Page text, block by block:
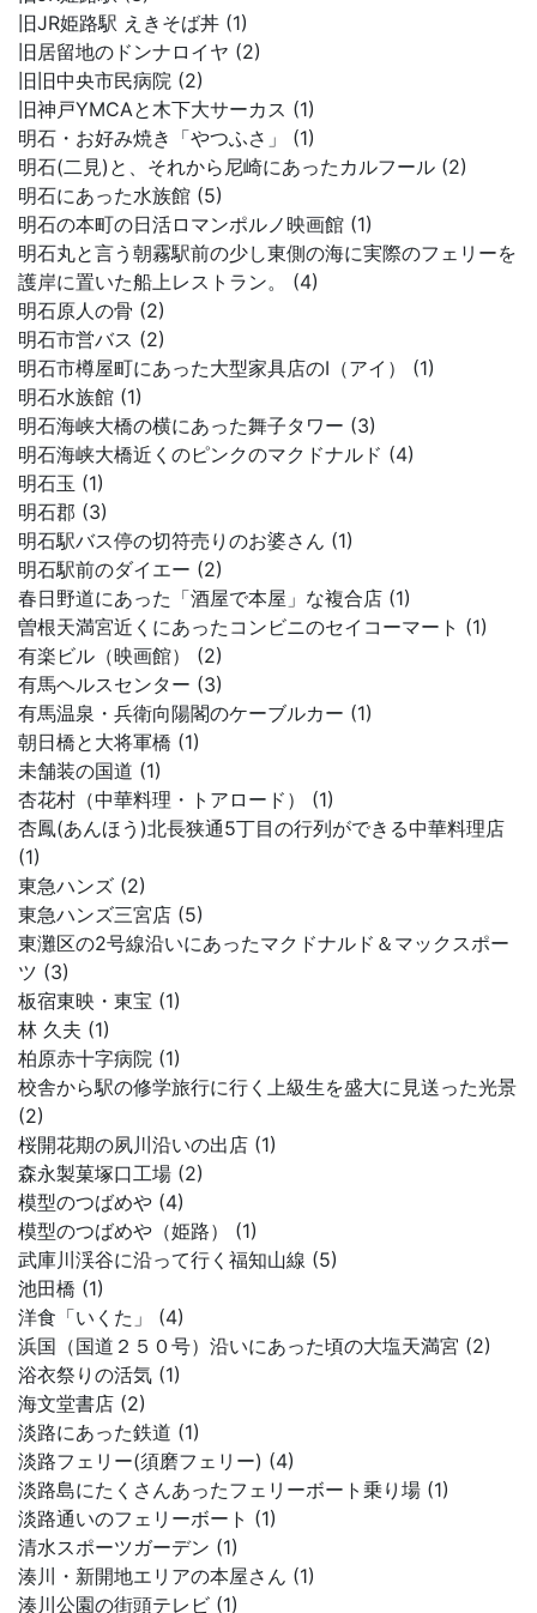
旧JR姫路駅 えきそば丼 (1)
旧居留地のドンナロイヤ (2)
旧旧中央市民病院 (2)
旧神戸YMCAと木下大サーカス (1)
明石・お好み焼き「やつふさ」 (1)
明石(二見)と、それから尼崎にあったカルフール (2)
明石にあった水族館 (5)
明石の本町の日活ロマンポルノ映画館 (1)
明石丸と言う朝霧駅前の少し東側の海に実際のフェリーを
護岸に置いた船上レストラン。 (4)
明石原人の骨 (2)
明石市営バス (2)
明石市樽屋町にあった大型家具店のI（アイ） (1)
明石水族館 (1)
明石海峡大橋の横にあった舞子タワー (3)
明石海峡大橋近くのピンクのマクドナルド (4)
明石玉 (1)
明石郡 (3)
明石駅バス停の切符売りのお婆さん (1)
明石駅前のダイエー (2)
春日野道にあった「酒屋で本屋」な複合店 (1)
曽根天満宮近くにあったコンビニのセイコーマート (1)
有楽ビル（映画館） (2)
有馬ヘルスセンター (3)
有馬温泉・兵衛向陽閣のケーブルカー (1)
朝日橋と大将軍橋 (1)
未舗装の国道 (1)
杏花村（中華料理・トアロード） (1)
杏鳳(あんほう)北長狭通5丁目の行列ができる中華料理店
(1)
東急ハンズ (2)
東急ハンズ三宮店 (5)
東灘区の2号線沿いにあったマクドナルド＆マックスポー
ツ (3)
板宿東映・東宝 (1)
林 久夫 (1)
柏原赤十字病院 (1)
校舎から駅の修学旅行に行く上級生を盛大に見送った光景
(2)
桜開花期の夙川沿いの出店 (1)
森永製菓塚口工場 (2)
模型のつばめや (4)
模型のつばめや（姫路） (1)
武庫川渓谷に沿って行く福知山線 (5)
池田橋 (1)
洋食「いくた」 (4)
浜国（国道２５０号）沿いにあった頃の大塩天満宮 (2)
浴衣祭りの活気 (1)
海文堂書店 (2)
淡路にあった鉄道 (1)
淡路フェリー(須磨フェリー) (4)
淡路島にたくさんあったフェリーボート乗り場 (1)
淡路通いのフェリーボート (1)
清水スポーツガーデン (1)
湊川・新開地エリアの本屋さん (1)
湊川公園の街頭テレビ (1)